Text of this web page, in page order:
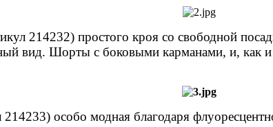
214232) простого кроя со свободной
вид. Шорты с боковыми карманами, и, как
214233) особо модная благодаря